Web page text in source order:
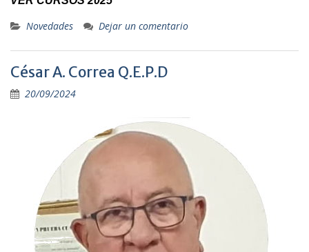
Novedades Dejar un comentario
César A. Correa Q.E.P.D
20/09/2024